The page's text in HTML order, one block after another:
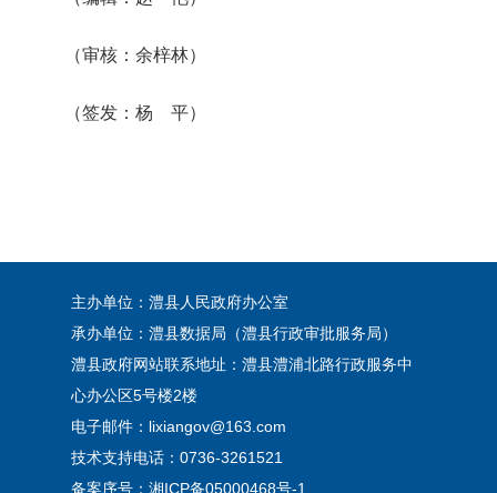
（审核：余梓林）
（签发：杨 平）
主办单位：澧县人民政府办公室
承办单位：澧县数据局（澧县行政审批服务局）
澧县政府网站联系地址：澧县澧浦北路行政服务中
心办公区5号楼2楼
电子邮件：lixiangov@163.com
技术支持电话：0736-3261521
备案序号： 湘ICP备05000468号-1